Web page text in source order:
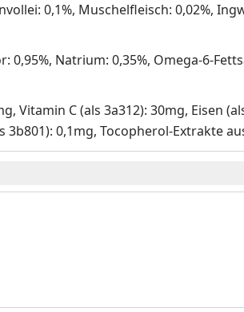
0,1%, Muschelfleisch: 0,02%,
0,95%, Natrium: 0,35%, Omega-6-
Vitamin C (als 3a312): 30mg, Eisen
3b801): 0,1mg, Tocopherol-Extrakte